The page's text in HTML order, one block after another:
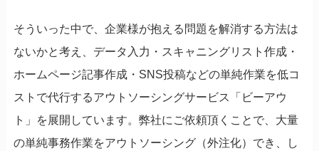
そういった中で、企業様が抱える問題を解消する方法は
ないかと考え、データ入力・スキャニングリスト作成・
ホームページ記事作成・SNS投稿などの単純作業を低コ
ストで代行するアウトソーシングサービス「ビーアウ
ト」を展開しています。弊社にご依頼頂くことで、大量
の単純事務作業をアウトソーシング（外注化）でき、し